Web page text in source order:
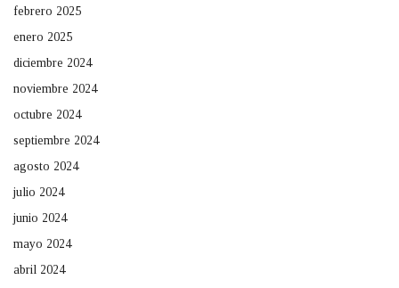
febrero 2025
enero 2025
diciembre 2024
noviembre 2024
octubre 2024
septiembre 2024
agosto 2024
julio 2024
junio 2024
mayo 2024
abril 2024